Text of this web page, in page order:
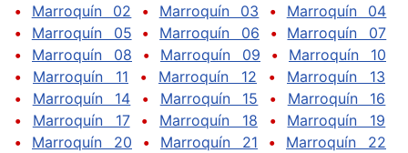
• Marroquín 02 • Marroquín 03 • Marroquín 04
• Marroquín 05 • Marroquín 06 • Marroquín 07
• Marroquín 08 • Marroquín 09 • Marroquín 10
• Marroquín 11 • Marroquín 12 • Marroquín 13
• Marroquín 14 • Marroquín 15 • Marroquín 16
• Marroquín 17• Marroquín 18 • Marroquín 19
• Marroquín 20 • Marroquín 21 • Marroquín 22